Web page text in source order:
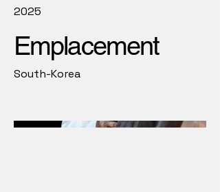
2025
Emplacement
South-Korea